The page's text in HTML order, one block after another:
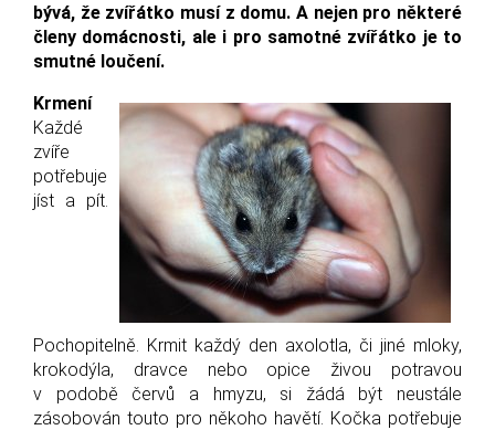
bývá, že zvířátko musí z domu. A nejen pro některé
členy domácnosti, ale i pro samotné zvířátko je to
smutné loučení.
Krmení
Každé
zvíře
potřebuje
jíst a pít.
Pochopitelně. Krmit každý den axolotla, či jiné mloky,
krokodýla, dravce nebo opice živou potravou
v podobě červů a hmyzu, si žádá být neustále
zásobován touto pro někoho havětí. Kočka potřebuje